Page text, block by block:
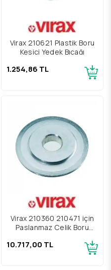
Virax 210621 Plastik Boru
Kesici Yedek Bıçağı
1.254,86 TL
Virax 210360 210471 için
Paslanmaz Çelik Boru
10.717,00 TL